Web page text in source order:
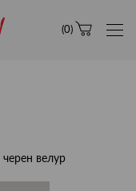
Andrews (0)
черен велур